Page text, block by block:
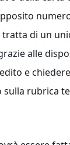
di un
alle
e
rubrica